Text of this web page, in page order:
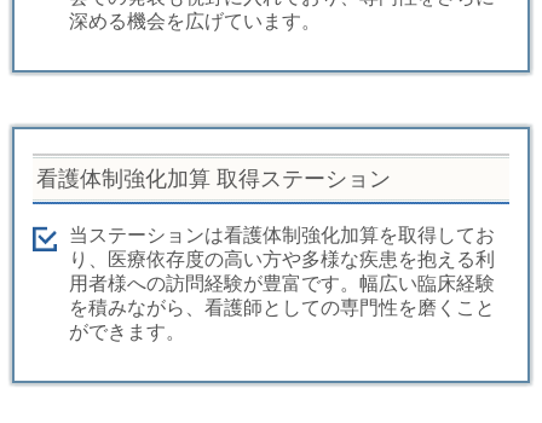
深める機会を広げています。
看護体制強化加算 取得ステーション
当ステーションは看護体制強化加算を取得してお
り、医療依存度の高い方や多様な疾患を抱える利
用者様への訪問経験が豊富です。幅広い臨床経験
を積みながら、看護師としての専門性を磨くこと
ができます。